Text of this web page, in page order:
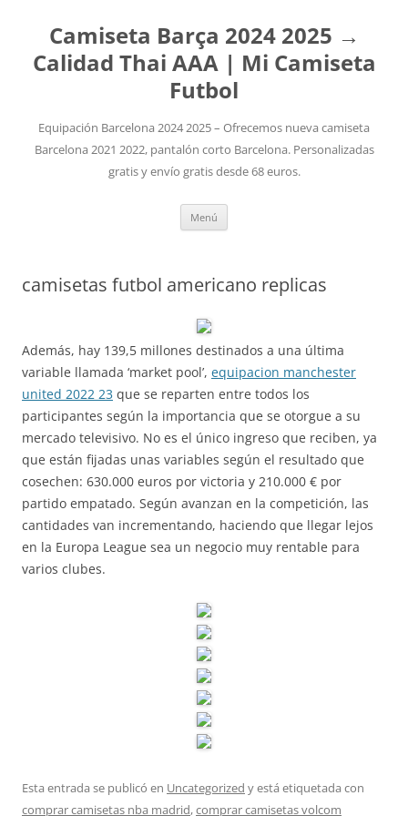
Camiseta Barça 2024 2025 →
Calidad Thai AAA | Mi Camiseta
Futbol
Equipación Barcelona 2024 2025 – Ofrecemos nueva camiseta
Barcelona 2021 2022, pantalón corto Barcelona. Personalizadas
gratis y envío gratis desde 68 euros.
Menú
camisetas futbol americano replicas
Además, hay 139,5 millones destinados a una última
variable llamada ‘market pool’, equipacion manchester
united 2022 23 que se reparten entre todos los
participantes según la importancia que se otorgue a su
mercado televisivo. No es el único ingreso que reciben, ya
que están fijadas unas variables según el resultado que
cosechen: 630.000 euros por victoria y 210.000 € por
partido empatado. Según avanzan en la competición, las
cantidades van incrementando, haciendo que llegar lejos
en la Europa League sea un negocio muy rentable para
varios clubes.
Esta entrada se publicó en Uncategorized y está etiquetada con
comprar camisetas nba madrid,comprar camisetas volcom